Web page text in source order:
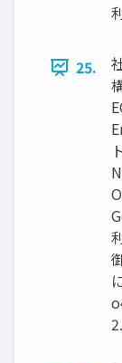
25.